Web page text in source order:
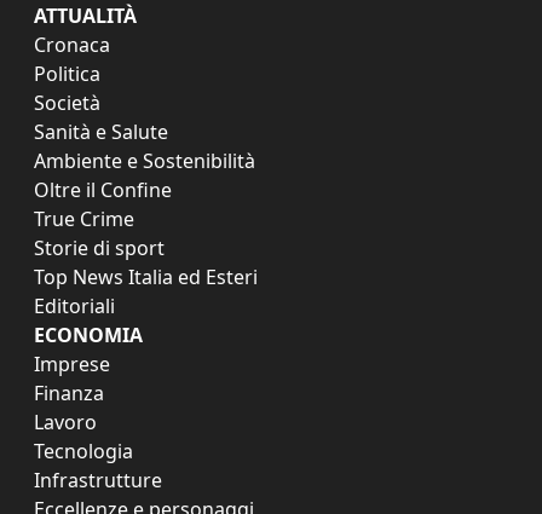
ATTUALITÀ
Cronaca
Politica
Società
Sanità e Salute
Ambiente e Sostenibilità
Oltre il Confine
True Crime
Storie di sport
Top News Italia ed Esteri
Editoriali
ECONOMIA
Imprese
Finanza
Lavoro
Tecnologia
Infrastrutture